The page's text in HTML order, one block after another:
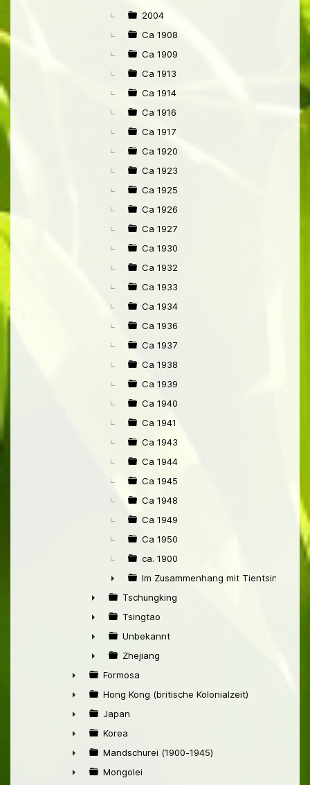
►
2004
Ca 1908
Ca 1909
Ca 1913
Ca 1914
Ca 1916
Ca 1917
Ca 1920
Ca 1923
Ca 1925
Ca 1926
Ca 1927
Ca 1930
Ca 1932
Ca 1933
Ca 1934
Ca 1936
Ca 1937
Ca 1938
Ca 1939
Ca 1940
Ca 1941
Ca 1943
Ca 1944
Ca 1945
Ca 1948
Ca 1949
Ca 1950
ca. 1900
►
Im Zusammenhang mit Tientsin
►
Tschungking
►
Tsingtao
►
Unbekannt
►
Zhejiang
►
Formosa
►
Hong Kong (britische Kolonialzeit)
►
Japan
►
Korea
►
Mandschurei (1900-1945)
Mongolei